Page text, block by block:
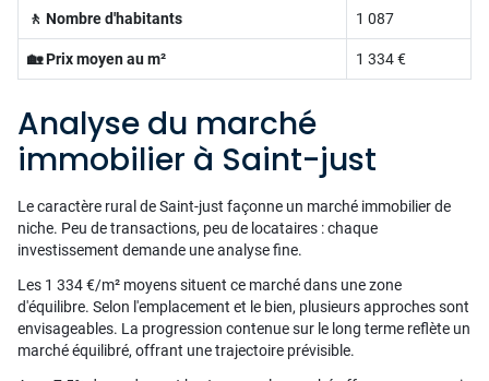
🚶 Nombre d'habitants 1 087
🏡 Prix moyen au m² 1 334 €
Analyse du marché
immobilier à Saint-just
Le caractère rural de Saint-just façonne un marché immobilier de
niche. Peu de transactions, peu de locataires : chaque
investissement demande une analyse fine.
Les 1 334 €/m² moyens situent ce marché dans une zone
d'équilibre. Selon l'emplacement et le bien, plusieurs approches sont
envisageables. La progression contenue sur le long terme reflète un
marché équilibré, offrant une trajectoire prévisible.